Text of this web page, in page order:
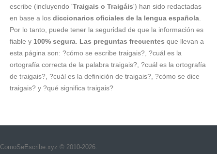
escribe (incluyendo 'Traigais o Traigáis') han sido redactadas
en base a los diccionarios oficiales de la lengua española
Por lo tanto, puede tener la seguridad de que la información es
fiable y 100% segura Las preguntas frecuentes que llevan a
esta página son: ?cómo se escribe traigais?, ?cuál es la
ortografía correcta de la palabra traigais?, ?cuál es la ortografía
de traigais?, ?cuál es la definición de traigais?, ?cómo se dice
traigais? y ?qué significa traigais?
ComoSeEscribe.xyz © 2010-2026.